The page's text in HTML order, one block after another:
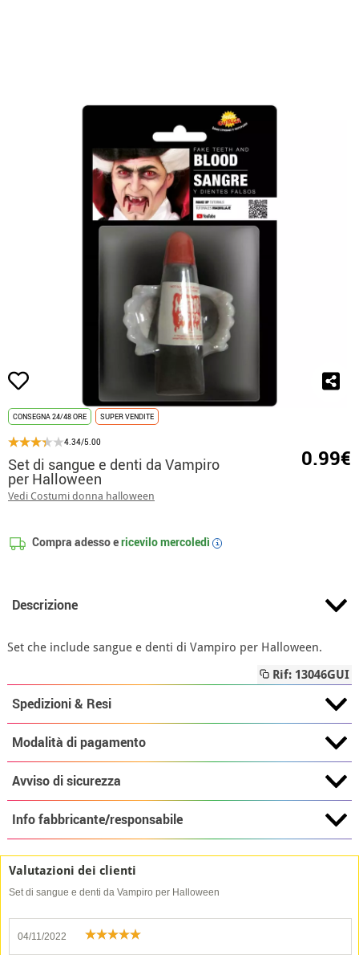
CONSEGNA 24/48 ORE SUPER VENDITE
4.34/5.00
Set di sangue e denti da Vampiro
per Halloween
Vedi Costumi donna halloween
0.99€
Compra adesso ericevilomercoledì i
Descrizione
Set che include sangue e denti di Vampiro per Halloween.
Rif: 13046GUI
Spedizioni & Resi
Modalità di pagamento
Avviso di sicurezza
Info fabbricante/responsabile
Valutazioni dei clienti
Set di sangue e denti da Vampiro per Halloween
04/11/2022